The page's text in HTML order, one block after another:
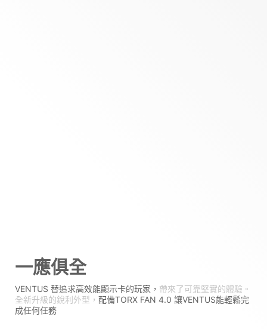
一應俱全
VENTUS 替追求高效能顯示卡的玩家， 帶來了可靠堅實的體驗。
全新升級的銳利外型， 配備TORX FAN 4.0 讓VENTUS能輕鬆完
成任何任務